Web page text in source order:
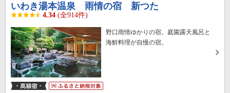
いわき湯本温泉 雨情の宿 新つた
4.34 (全914件)
野口雨情ゆかりの宿。庭園露天風呂と
海鮮料理が自慢の宿。